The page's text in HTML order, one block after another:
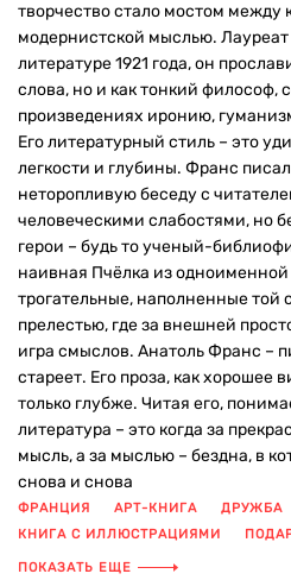
творчество стало мостом между
модернистской мыслью.
литературе 1921 года, он
слова, но и как тонкий философ,
произведениях иронию,
Его литературный стиль – это
легкости и глубины. Франс писал
неторопливую беседу с
человеческими слабостями, но
герои – будь то ученый-
наивная Пчёлка из одноименной
трогательные, наполненные той
прелестью, где за внешней
игра смыслов. Анатоль Франс –
стареет. Его проза, как хорошее
только глубже. Читая его,
литература – это когда за
мысль, а за мыслью – бездна, в
снова и снова
ФРАНЦИЯ АРТ-КНИГА
ДРУЖБА
КНИГА С ИЛЛЮСТРАЦИЯМИ
ПРЕДАННОСТЬ
СКАЗКА
ПОКАЗАТЬ ЕЩЕ